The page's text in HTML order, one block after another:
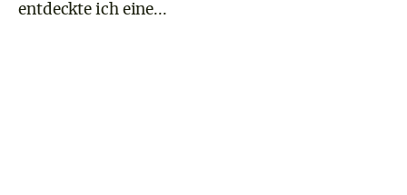
entdeckte ich eine...